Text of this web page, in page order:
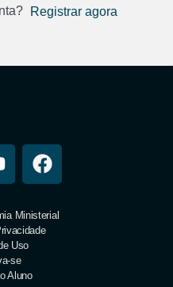
Registrar agora
Ministerial
Uso
se
Aluno